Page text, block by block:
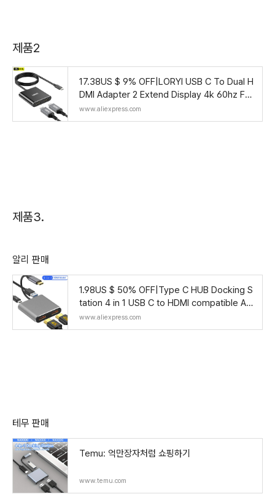
제품2
17.38US $ 9% OFF|LORYI USB C To Dual H
DMI Adapter 2 Extend Display 4k 60hz For
2 Monitors Type C Hub Multiple Docking S
tation F
www.aliexpress.com
제품3.
알리 판매
1.98US $ 50% OFF|Type C HUB Docking S
tation 4 in 1 USB C to HDMI compatible Ad
apter USB3.0 PD Fast Charging Type C to
HDMI Conve
www.aliexpress.com
테무 판매
Temu: 억만장자처럼 쇼핑하기
www.temu.com